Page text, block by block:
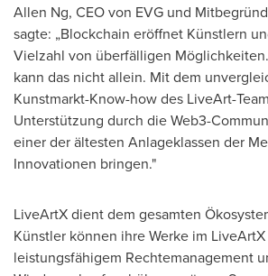
Allen Ng, CEO von EVG und
sagte: „Blockchain eröffnet Künstlern
Vielzahl von überfälligen
kann das nicht allein. Mit dem
Kunstmarkt-Know-how des LiveArt-
Unterstützung durch die Web3-
einer der ältesten Anlageklassen der
Innovationen bringen."
LiveArtX dient dem gesamten
Künstler können ihre Werke im
leistungsfähigem Rechtemanagement